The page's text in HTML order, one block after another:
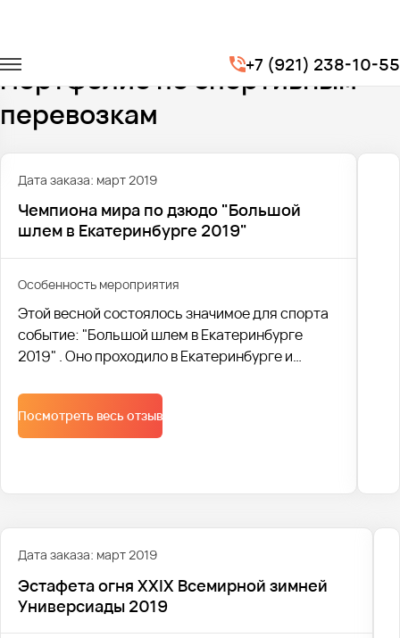
+7 (921) 238-10-55
Транспорт для спорта
Портфолио по спортивным
перевозкам
Дата заказа: март 2019
Чемпиона мира по дзюдо "Большой
шлем в Екатеринбурге 2019"
Особенность мероприятия
Этой весной состоялось значимое для спорта
событие: "Большой шлем в Екатеринбурге
2019" . Оно проходило в Екатеринбурге и
Посмотреть весь отзыв
Дата заказа: март 2019
Эстафета огня XXIX Всемирной зимней
Универсиады 2019